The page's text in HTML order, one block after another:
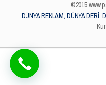
©2015
DÜNYA REKLAM, DÜNYA DERİ,